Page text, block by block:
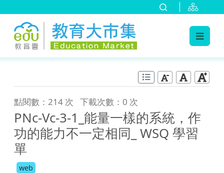
點閱數：214 次 下載次數：0 次
PNc-Vc-3-1_能量一樣的系統，作
功的能力不一定相同_ WSQ 學習
單
web